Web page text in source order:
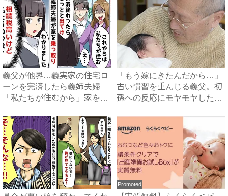
義父が他界…義実家の住宅ロ
ーンを完済したら義姉夫婦
「私たちが住むから」家を乗
「もう嫁にきたんだから…」
古い慣習を重んじる義父。初
孫への反応にモヤモヤした体
Promoted